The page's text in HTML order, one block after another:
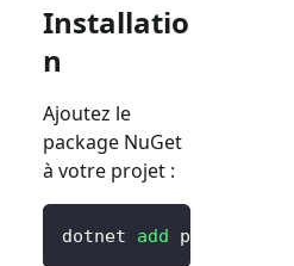
Installatio
n
Ajoutez le
package NuGet
à votre projet :
dotnet add package